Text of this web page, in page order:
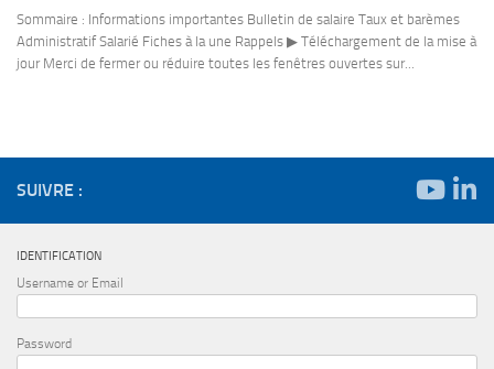
Sommaire : Informations importantes Bulletin de salaire Taux et barèmes
Administratif Salarié Fiches à la une Rappels ▶ Téléchargement de la mise à
jour Merci de fermer ou réduire toutes les fenêtres ouvertes sur...
SUIVRE :
IDENTIFICATION
Username or Email
Password